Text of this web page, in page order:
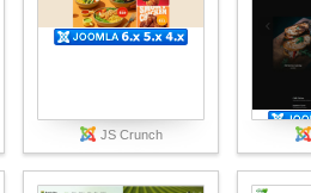
JS Crunch